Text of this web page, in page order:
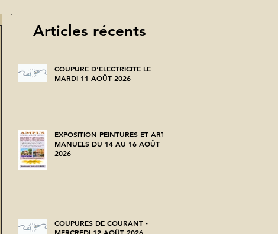
Articles récents
COUPURE D'ELECTRICITE LE
MARDI 11 AOÛT 2026
EXPOSITION PEINTURES ET ARTS
MANUELS DU 14 AU 16 AOÛT
2026
COUPURES DE COURANT -